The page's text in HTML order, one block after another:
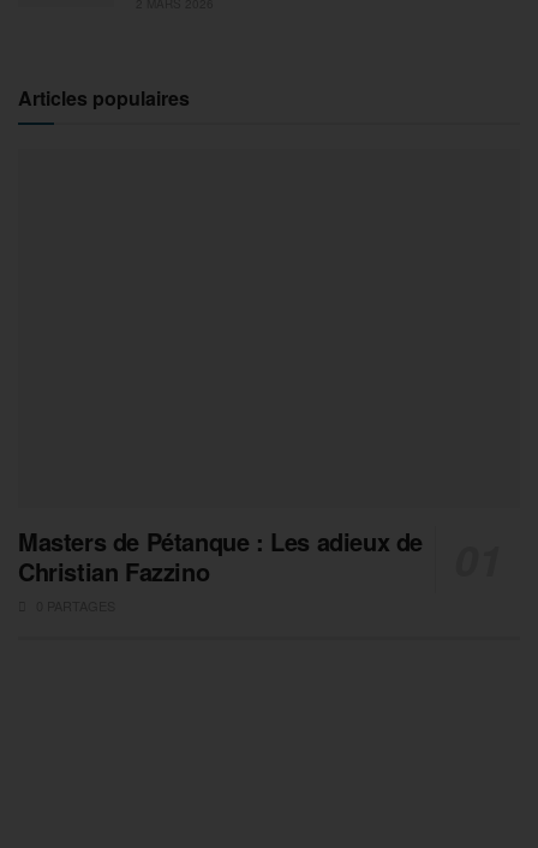
Articles populaires
Masters de Pétanque : Les adieux de
Christian Fazzino